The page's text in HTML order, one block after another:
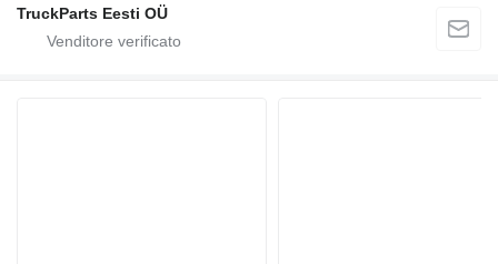
TruckParts Eesti OÜ